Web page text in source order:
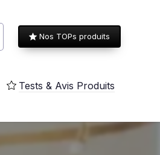
Nos TOPs produits
Tests & Avis Produits